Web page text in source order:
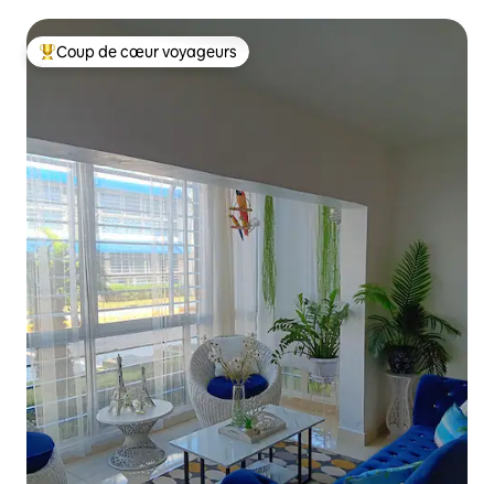
Coup de cœur voyageurs parmi les plus aimés
Coup de cœur voyageurs